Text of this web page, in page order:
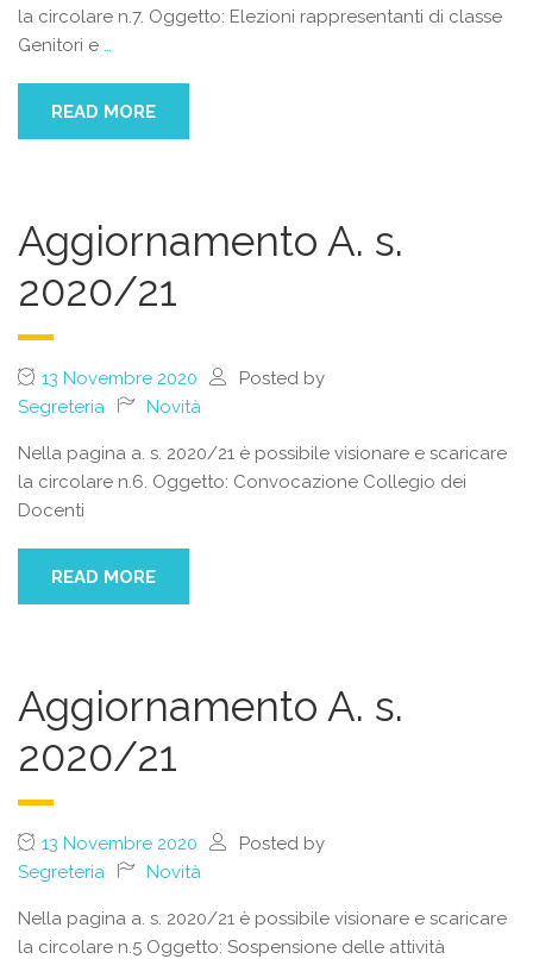
la circolare n.7. Oggetto: Elezioni rappresentanti di classe
Genitori e …
READ MORE
Aggiornamento A. s.
2020/21
13 Novembre 2020
Posted by
Segreteria
Novità
Nella pagina a. s. 2020/21 è possibile visionare e scaricare
la circolare n.6. Oggetto: Convocazione Collegio dei
Docenti
READ MORE
Aggiornamento A. s.
2020/21
13 Novembre 2020
Posted by
Segreteria
Novità
Nella pagina a. s. 2020/21 è possibile visionare e scaricare
la circolare n.5 Oggetto: Sospensione delle attività